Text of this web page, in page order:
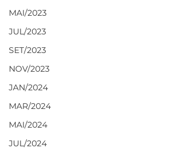
MAI/2023
JUL/2023
SET/2023
NOV/2023
JAN/2024
MAR/2024
MAI/2024
JUL/2024